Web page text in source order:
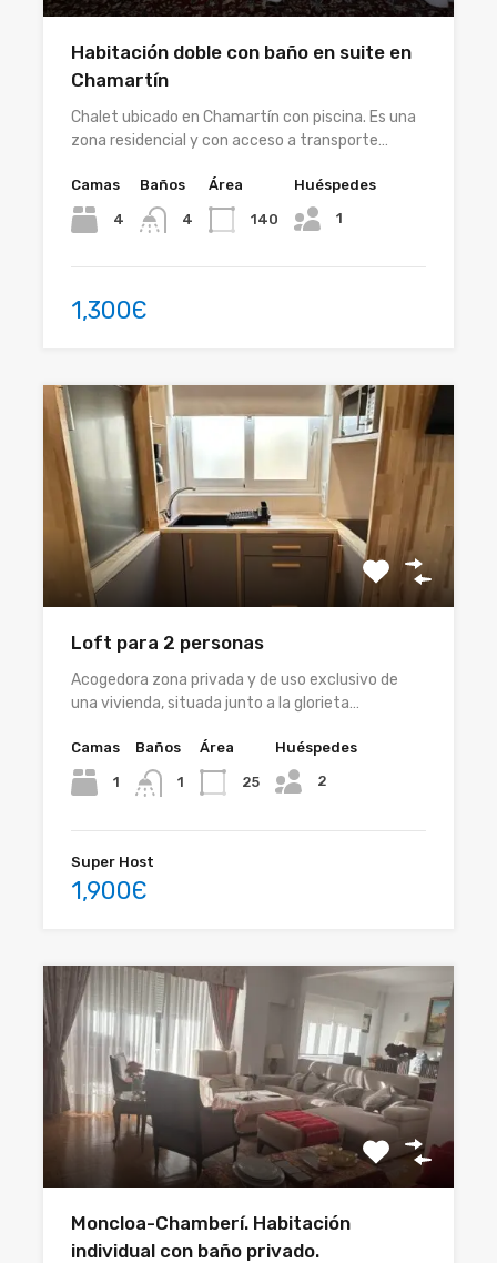
Habitación doble con baño en suite en
Chamartín
Chalet ubicado en Chamartín con piscina. Es una
zona residencial y con acceso a transporte…
Camas
4
Baños
4
Área
140
Huéspedes
1
1,300Є
Loft para 2 personas
Acogedora zona privada y de uso exclusivo de
una vivienda, situada junto a la glorieta…
Camas
1
Baños
1
Área
25
Huéspedes
2
Super Host
1,900Є
Moncloa-Chamberí. Habitación
individual con baño privado.